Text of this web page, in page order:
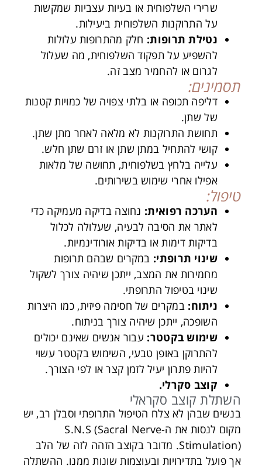
שרירי השלפוחית או בעיות עצביות שמקשות
על התרוקנות השלפוחית ביעילות.
נטילת תרופות: חלק מהתרופות עלולות
להשפיע על תפקוד השלפוחית, מה שעלול
לגרום או להחמיר מצב זה.
תסמינים:
דליפה תכופה או בלתי צפויה של כמויות קטנות
של שתן.
תחושת התרוקנות לא מלאה לאחר מתן שתן.
קושי להתחיל במתן שתן או זרם שתן חלש.
עלייה בלחץ בשלפוחית, תחושה של מלאות
אפילו אחרי שימוש בשירותים.
טיפול:
הערכה רפואית: נחוצה בדיקה מעמיקה כדי
לאתר את הסיבה לבעיה, שעלולה לכלול
בדיקות דימות או בדיקות אורודינמיות.
שינוי תרופתי: במקרים שבהם תרופות
מחמירות את המצב, ייתכן שיהיה צורך לשקול
שינוי בטיפול התרופתי.
ניתוח: במקרים של חסימה פיזית, כמו היצרות
השופכה, ייתכן שיהיה צורך בניתוח.
שימוש בקטטר: עבור אנשים שאינם יכולים
להתרוקן באופן טבעי, השימוש בקטטר עשוי
להיות פתרון יעיל לזמן קצר או לפי הצורך.
קוצב סקרלי.
השתלת קוצב סקראלי
בנשים שבהן לא צלח הטיפול התרופתי וסבלן רב, יש
מקום לנסות את ה-S.N.S (Sacral Nerve
Stimulation). מדובר בקוצב הזהה לזה של הלב
אך פועל בתדירויות ובעוצמות שונות ממנו. ההשתלה